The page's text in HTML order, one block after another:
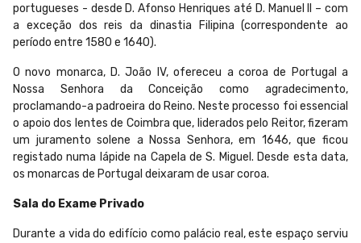
portugueses - desde D. Afonso Henriques até D. Manuel II – com
a exceção dos reis da dinastia Filipina (correspondente ao
período entre 1580 e 1640).
O novo monarca, D. João IV, ofereceu a coroa de Portugal a
Nossa Senhora da Conceição como agradecimento,
proclamando-a padroeira do Reino. Neste processo foi essencial
o apoio dos lentes de Coimbra que, liderados pelo Reitor, fizeram
um juramento solene a Nossa Senhora, em 1646, que ficou
registado numa lápide na Capela de S. Miguel. Desde esta data,
os monarcas de Portugal deixaram de usar coroa.
Sala do Exame Privado
Durante a vida do edifício como palácio real, este espaço serviu